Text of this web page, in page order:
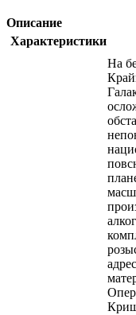
Описание
Характеристики
На